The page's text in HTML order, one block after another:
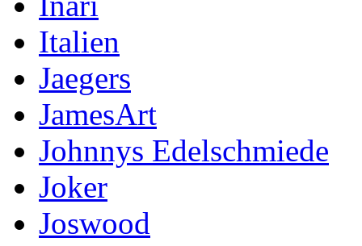
Italien
Jaegers
JamesArt
Johnnys Edelschmiede
Joker
Joswood